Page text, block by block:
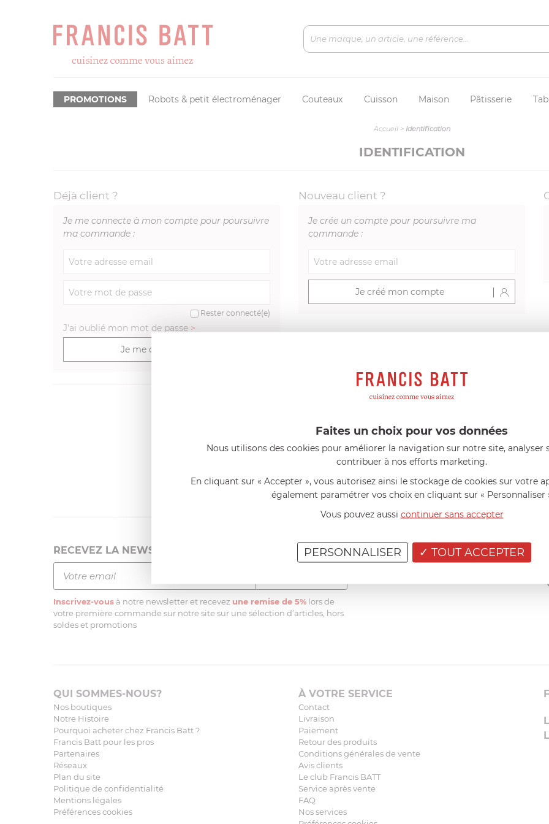
Robots & petit électroménager Couteaux Cuisson Maison Pâtisserie
PROMOTIONS
Accueil> Identification
IDENTIFICATION
Déjà client ?
Je me connecte à mon compte pour poursuivre
ma commande :
Rester connecté(e)
J'ai oublié mon mot de passe >
Je me connecte
Nouveau client ?
Je crée un compte pour poursuivre ma
commande :
Je créé mon compte
le 23/06/2026 à 12:04
Casserole mini 9 cm Castelpro 5 ply poignée
fixe
«Nous sommes dans un produit de haute
l'élaboration des sauces et vient complé...»
Florence 63 ansle 23/06/2026 à
Couteau complet avec lame, joint
pour le robot cuiseur Cook Expert
«Je suis satisfaite du couteau
fait. La livraison a été très rapide.
RECEVEZ LA NEWSLETTER
Inscrivez-vous à notre newsletter et recevez une remise de 5% lors de
votre première commande sur notre site sur une sélection d’articles, hors
soldes et promotions
QUI SOMMES-NOUS?
Nos boutiques
Notre Histoire
Pourquoi acheter chez Francis Batt ?
Francis Batt pour les pros
Partenaires
Réseaux
Plan du site
Politique de confidentialité
Mentions légales
Préférences cookies
À VOTRE SERVICE
Contact
Livraison
Paiement
Retour des produits
Conditions générales de vente
Avis clients
Le club Francis BATT
Service après vente
FAQ
Nos services
Faites un choix pour vos données
Nous utilisons des cookies pour améliorer la navigation sur notre site, analyser
contribuer à nos efforts marketing.
En cliquant sur « Accepter », vous autorisez ainsi le stockage de cookies sur votre
également paramétrer vos choix en cliquant sur « Personnaliser
Vous pouvez aussi continuer sans accepter
TOUT ACCEPTER
PERSONNALISER